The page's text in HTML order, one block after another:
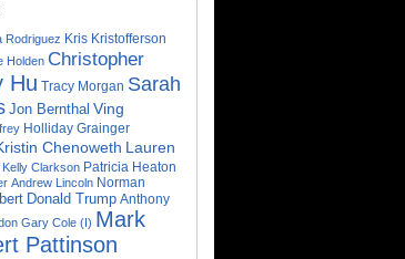
Rodriguez Kris Kristofferson
Holden Christopher
Hu Tracy Morgan Sarah
Jon Bernthal Ving
Holliday Grainger
Chenoweth Lauren
Kelly Clarkson Patricia Heaton
Andrew Lincoln Norman
Donald Trump Anthony
Gary Cole (I) Mark
Pattinson